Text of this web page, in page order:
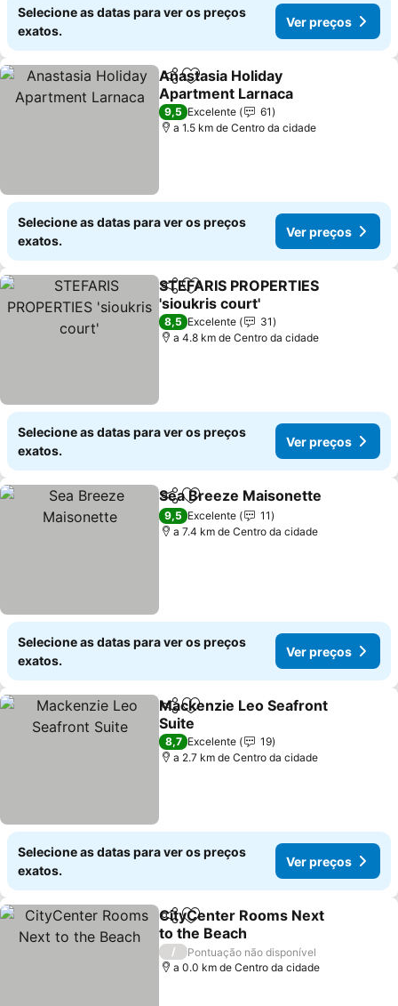
Selecione as datas para ver os preços
exatos.
Ver preços
PartilharAdicionar aos favoritos
Anastasia Holiday
Apartment Larnaca
Ver preços
9,5 Excelente
61
a 1.5 km de Centro da cidade
Selecione as datas para ver os preços
exatos.
Ver preços
PartilharAdicionar aos favoritos
STEFARIS PROPERTIES
'sioukris court'
Ver preços
8,5 Excelente
31
a 4.8 km de Centro da cidade
Selecione as datas para ver os preços
exatos.
Ver preços
PartilharAdicionar aos favoritos
Sea Breeze Maisonette
9,5 Excelente
11
a 7.4 km de Centro da cidade
Selecione as datas para ver os preços
exatos.
Ver preços
PartilharAdicionar aos favoritos
Mackenzie Leo Seafront
Suite
Ver preços
8,7 Excelente
19
a 2.7 km de Centro da cidade
Selecione as datas para ver os preços
exatos.
Ver preços
PartilharAdicionar aos favoritos
CityCenter Rooms Next
to the Beach
Ver preços
/
Pontuação não disponível
a 0.0 km de Centro da cidade